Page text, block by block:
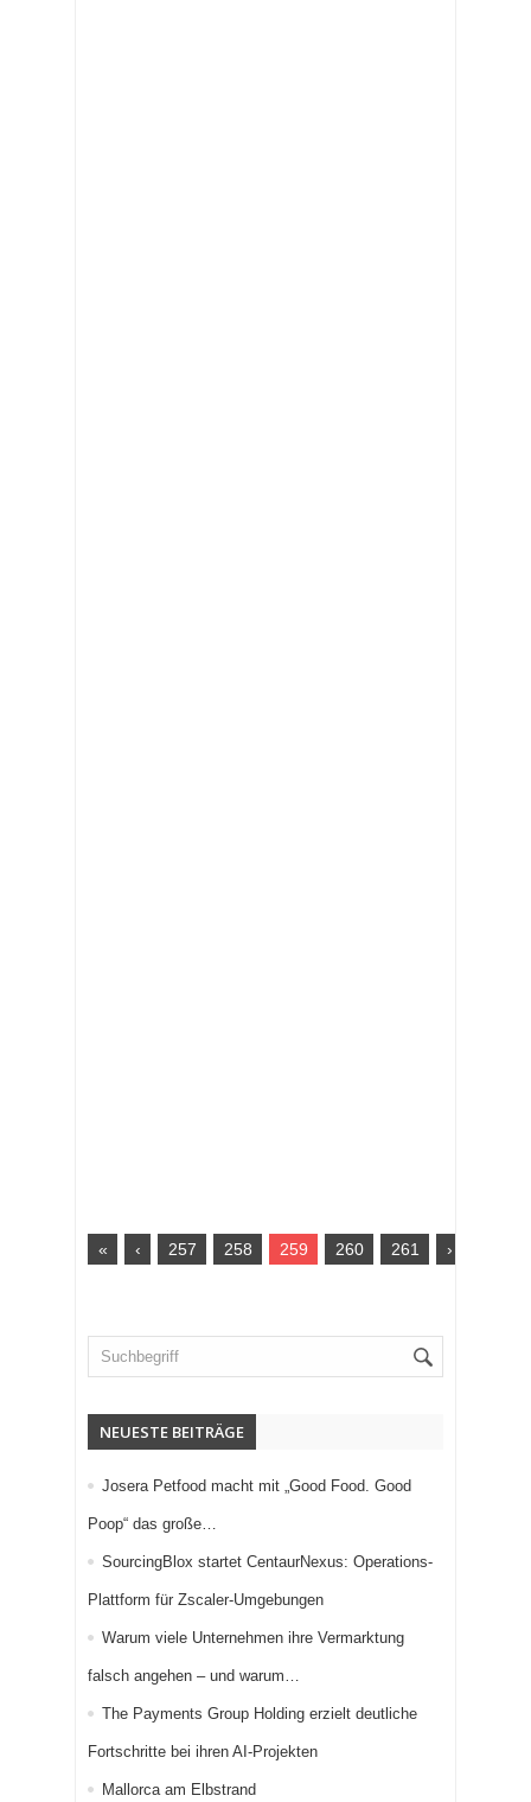
« ‹ 257 258 259 260 261 ›
NEUESTE BEITRÄGE
Josera Petfood macht mit „Good Food. Good
Poop“ das große…
SourcingBlox startet CentaurNexus: Operations-
Plattform für Zscaler-Umgebungen
Warum viele Unternehmen ihre Vermarktung
falsch angehen – und warum…
The Payments Group Holding erzielt deutliche
Fortschritte bei ihren AI-Projekten
Mallorca am Elbstrand